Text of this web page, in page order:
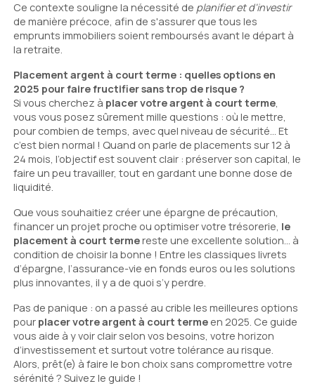
Ce contexte souligne la nécessité de planifier et d'investir
de manière précoce, afin de s'assurer que tous les
emprunts immobiliers soient remboursés avant le départ à
la retraite.
Placement argent à court terme : quelles options en
2025 pour faire fructifier sans trop de risque ?
Si vous cherchez à placer votre argent à court terme,
vous vous posez sûrement mille questions : où le mettre,
pour combien de temps, avec quel niveau de sécurité… Et
c’est bien normal ! Quand on parle de placements sur 12 à
24 mois, l’objectif est souvent clair : préserver son capital, le
faire un peu travailler, tout en gardant une bonne dose de
liquidité.
Que vous souhaitiez créer une épargne de précaution,
financer un projet proche ou optimiser votre trésorerie, le
placement à court termereste une excellente solution... à
condition de choisir la bonne ! Entre les classiques livrets
d’épargne, l’assurance-vie en fonds euros ou les solutions
plus innovantes, il y a de quoi s’y perdre.
Pas de panique : on a passé au crible les meilleures options
pour placer votre argent à court terme en 2025. Ce guide
vous aide à y voir clair selon vos besoins, votre horizon
d’investissement et surtout votre tolérance au risque.
Alors, prêt(e) à faire le bon choix sans compromettre votre
sérénité ? Suivez le guide !